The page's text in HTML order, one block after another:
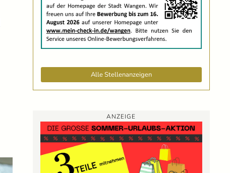
Alle Stellenanzeigen
ANZEIGE